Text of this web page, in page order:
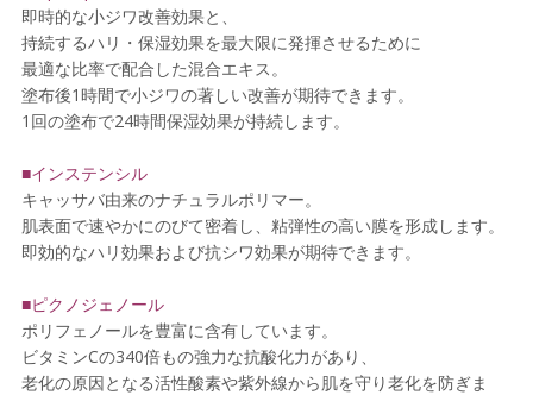
即時的な小ジワ改善効果と、
持続するハリ・保湿効果を最大限に発揮させるために
最適な比率で配合した混合エキス。
塗布後1時間で小ジワの著しい改善が期待できます。
1回の塗布で24時間保湿効果が持続します。
■インステンシル
キャッサバ由来のナチュラルポリマー。
肌表面で速やかにのびて密着し、粘弾性の高い膜を形成します。
即効的なハリ効果および抗シワ効果が期待できます。
■ピクノジェノール
ポリフェノールを豊富に含有しています。
ビタミンCの340倍もの強力な抗酸化力があり、
老化の原因となる活性酸素や紫外線から肌を守り老化を防ぎま